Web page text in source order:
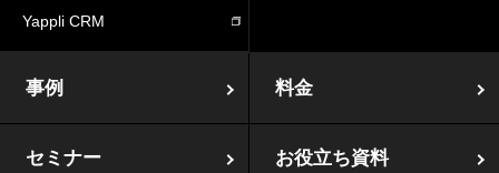
事例 料金
セミナー お役立ち資料
Yappli CRM